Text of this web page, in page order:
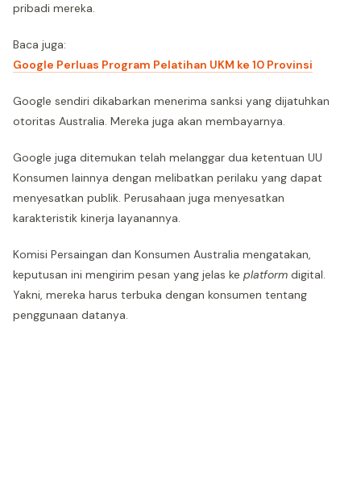
pribadi mereka.
Baca juga:
Google Perluas Program Pelatihan UKM ke 10 Provinsi
Google sendiri dikabarkan menerima sanksi yang dijatuhkan
otoritas Australia. Mereka juga akan membayarnya.
Google juga ditemukan telah melanggar dua ketentuan UU
Konsumen lainnya dengan melibatkan perilaku yang dapat
menyesatkan publik. Perusahaan juga menyesatkan
karakteristik kinerja layanannya.
Komisi Persaingan dan Konsumen Australia mengatakan,
keputusan ini mengirim pesan yang jelas ke platform digital.
Yakni, mereka harus terbuka dengan konsumen tentang
penggunaan datanya.